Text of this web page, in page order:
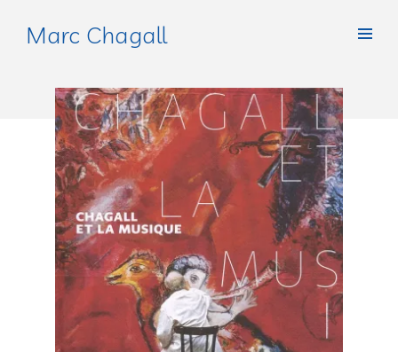
Marc Chagall